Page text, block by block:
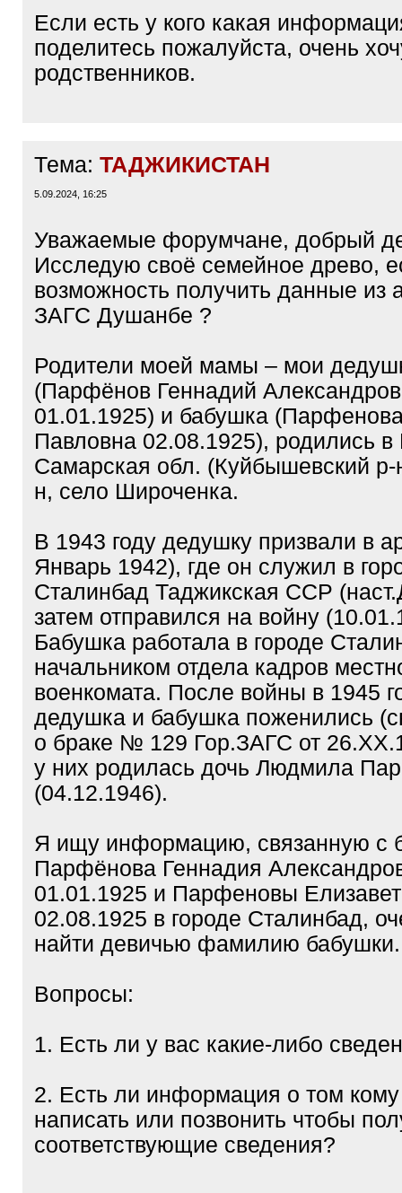
Если есть у кого какая
поделитесь пожалуйста, очень
родственников.
Тема: ТАДЖИКИСТАН
5.09.2024, 16:25
Уважаемые форумчане, добрый
Исследую своё семейное древо,
возможность получить данные из
ЗАГС Душанбе ?
Родители моей мамы – мои
(Парфёнов Геннадий
01.01.1925) и бабушка
Павловна 02.08.1925), родились в
Самарская обл. (Куйбышевский р-
н, село Широченка.
В 1943 году дедушку призвали в
Январь 1942), где он служил в
Сталинбад Таджикская ССР
затем отправился на войну
Бабушка работала в городе
начальником отдела кадров
военкомата. После войны в 1945
дедушка и бабушка поженились
о браке № 129 Гор.ЗАГС от
у них родилась дочь Людмила
(04.12.1946).
Я ищу информацию, связанную с
Парфёнова Геннадия
01.01.1925 и Парфеновы
02.08.1925 в городе Сталинбад,
найти девичью фамилию бабушки.
Вопросы:
1. Есть ли у вас какие-либо
2. Есть ли информация о том
написать или позвонить чтобы
соответствующие сведения?